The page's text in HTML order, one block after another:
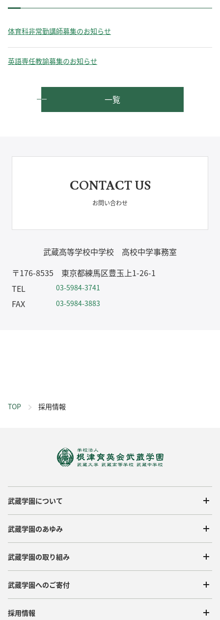
TOP 採用情報
体育科非常勤講師募集のお知らせ
英語専任教諭募集のお知らせ
一覧
CONTACT US
お問い合わせ
武蔵高等学校中学校 高校中学事務室
〒176-8535 東京都練馬区豊玉上1-26-1
TEL
03-5984-3741
FAX 03-5984-3883
武蔵学園について
武蔵学園のあゆみ
武蔵学園の取り組み
武蔵学園へのご寄付
採用情報